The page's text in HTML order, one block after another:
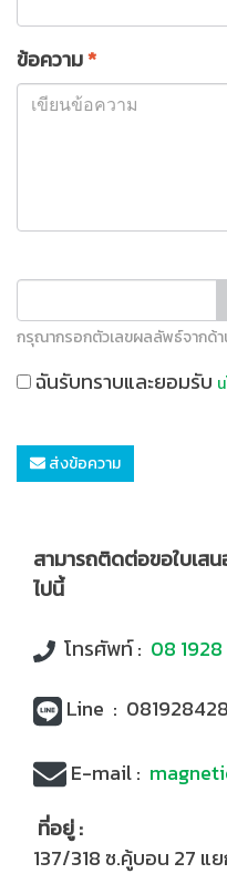
ข้อความ*
กรุณากรอกตัวเลขผลลัพธ์จากด้
ฉันรับทราบและยอมรับ
ส่งข้อความ
สามารถติดต่อขอใบเส
ไปนี้
โทรศัพท์ : 08
Line :
E-mail :
ที่อยู่ :
137/318 ซ.คู้บอน 27 แย